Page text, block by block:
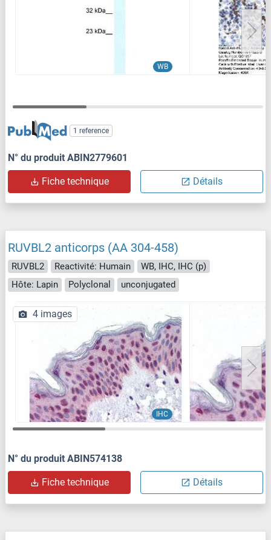
WB
1 reference
N° du produit ABIN2779601
Fiche technique Détails
RUVBL2 anticorps (AA 304-458)
RUVBL2 Reactivité: Humain
WB, IHC, IHC (p)
Hôte: Lapin
Polyclonal unconjugated
IHC
4 images
N° du produit ABIN574138
Fiche technique Détails